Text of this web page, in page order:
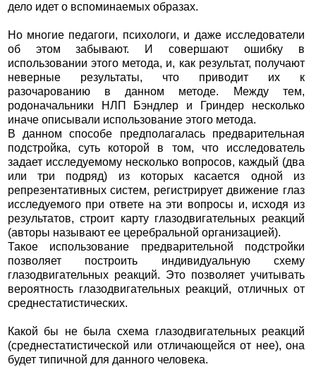
дело идет о вспоминаемых образах.
Но многие педагоги, психологи, и даже исследователи
об этом забывают. И совершают ошибку в
использовании этого метода, и, как результат, получают
неверные результаты, что приводит их к
разочарованию в данном методе. Между тем,
родоначальники НЛП Бэндлер и Гриндер несколько
иначе описывали использование этого метода.
В данном способе предполагалась предварительная
подстройка, суть которой в том, что исследователь
задает исследуемому несколько вопросов, каждый (два
или три подряд) из которых касается одной из
репрезентативных систем, регистрирует движение глаз
исследуемого при ответе на эти вопросы и, исходя из
результатов, строит карту глазодвигательных реакций
(авторы называют ее церебральной организацией).
Такое использование предварительной подстройки
позволяет построить индивидуальную схему
глазодвигательных реакций. Это позволяет учитывать
вероятность глазодвигательных реакций, отличных от
среднестатистических.
Какой бы не была схема глазодвигательных реакций
(среднестатистической или отличающейся от нее), она
будет типичной для данного человека.